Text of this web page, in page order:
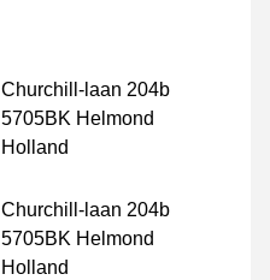
Churchill-laan 204b
5705BK Helmond
Holland
Churchill-laan 204b
5705BK Helmond
Holland